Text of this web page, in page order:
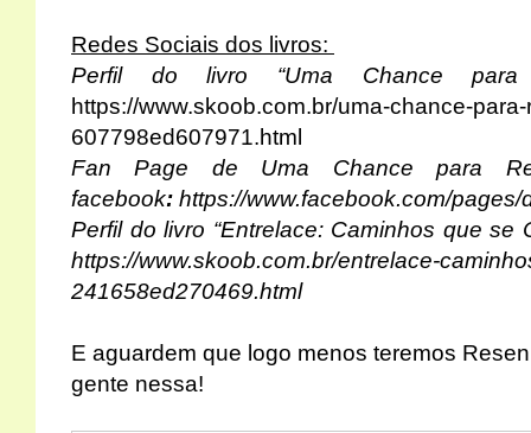
Redes Sociais dos livros:
Perfil do livro “Uma Chance para
https://www.skoob.com.br/uma-chance-
607798ed607971.html
Fan Page de Uma Chance para
facebook: https://www.facebook.com/
Perfil do livro “Entrelace: Caminhos que se
https://www.skoob.com.br/entrelace-
241658ed270469.html
E aguardem que logo menos teremos
gente nessa!